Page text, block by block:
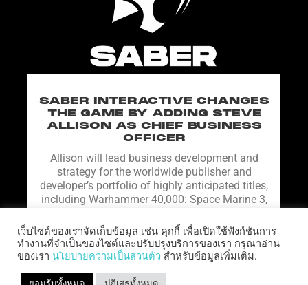
SABER INTERACTIVE CHANGES
THE GAME BY ADDING STEVE
ALLISON AS CHIEF BUSINESS
OFFICER
Allison will lead business development and
strategy for the worldwide publisher and
developer’s portfolio of highly anticipated titles,
including Warhammer 40,000: Space Marine 3,
อ่านเพิ่มเติม "
เว็บไซต์ของเราจัดเก็บข้อมูล เช่น คุกกี้ เพื่อเปิดใช้ฟังก์ชันการ
ทำงานที่จำเป็นของไซต์และปรับปรุงบริการของเรา กรุณาอ่าน
ของเรา นโยบายความเป็นส่วนตัว สำหรับข้อมูลเพิ่มเติม.